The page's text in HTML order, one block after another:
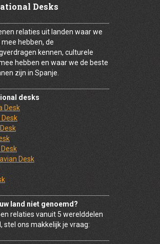
Desks
relaties uit landen waar we
hebben, de
kennen, culturele
hebben en waar we de beste
zijn in Spanje.
desks
Desk
Desk
Desk
land niet genoemd?
relaties vanuit 5 werelddelen
stel ons makkelijk je vraag: